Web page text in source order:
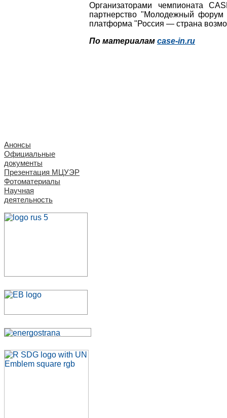
Организаторами чемпионата
партнерство "Молодежный форум
платформа "Россия — страна
По материалам case-in.ru
Анонсы
Официальные
документы
Презентация МЦУЭР
Фотоматериалы
Научная
деятельность